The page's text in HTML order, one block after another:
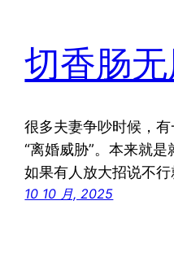
切香肠无
很多夫妻争吵时候，
“离婚威胁”。本来就
如果有人放大招说不
10 10 月, 2025